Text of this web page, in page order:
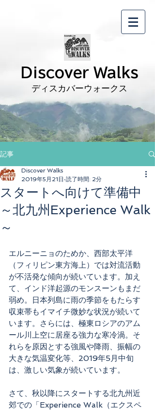
Discover Walks
ディスカバーウォークス
記事
スタートへ向けて準備中
～北九州Experience Walk
～
Discover Walks
2019年5月21日 読了時間: 2分
エルニーニョのためか、西部太平洋
（フィリピン東方海上）では対流活動
が不活発な傾向が続いています。加え
て、インド洋起源のモンスーンもまだ
弱め。日本列島に雨の季節をもたらす
収束帯もイマイチ微妙な状況が続いて
います。さらには、極東ロシアのアム
ール川上空に居座る強力な寒冷渦。そ
れらを原因とする強風や降雨、振幅の
大きな気温変化等、2019年5月中旬
は、激しい気象が続いています。
さて、秋以降にスタートする北九州近
郊での「Experience Walk（エクスペ